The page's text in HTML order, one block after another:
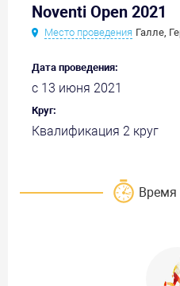
Noventi Open 2021
Место проведения Галле,
Дата проведения:
с 13 июня 2021
Круг:
Квалификация 2 круг
Время